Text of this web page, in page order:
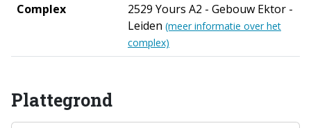
Complex
2529 Yours A2 - Gebouw Ektor -
Leiden (meer informatie over het
complex)
Plattegrond